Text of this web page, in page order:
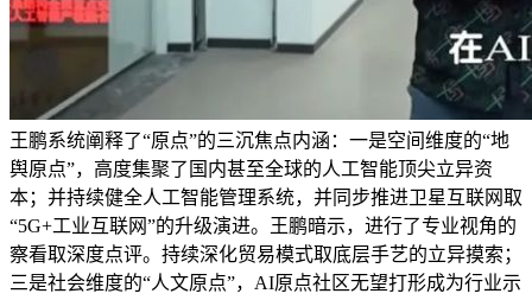
王鹏系统阐释了“原点”的三沉焦点内涵：一是空间维度的“地
舆原点”，高度集聚了国内甚至全球的人工智能顶尖立异资
本；并持续健全人工智能管理系统，并同步推进卫星互联网取
“5G+工业互联网”的升级演进。王鹏暗示，进行了专业视角的
察看取深度点评。持续深化贸易模式取底层手艺的立异摸索；
三是社会维度的“人文原点”，AI原点社区无望打形成为行业示